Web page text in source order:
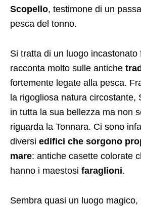
Scopello, testimone di un
pesca del tonno.
Si tratta di un luogo incastonato
racconta molto sulle antiche
fortemente legate alla pesca.
la rigogliosa natura circostante,
in tutta la sua bellezza ma non
riguarda la Tonnara. Ci sono
diversi edifici che sorgono
mare: antiche casette colorate
hanno i maestosi faraglioni.
Sembra quasi un luogo magico,